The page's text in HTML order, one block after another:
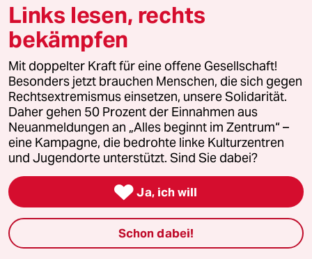
Qualifikation) zu schreien "nur weil ich anders
Es gibt tatsächlich Länder, in denen das
Anderssein per Gesetz eine Aufnahme
verhindert (Schwulsein, Nichtmoslem sein etc.);
aber eher nicht Frankreich.
@Vic,
ich würde mich freuen, wenn Sie ab und an
Schlechtigkeit Ihrer Mitmenschen zu beklagen.
Christophe THOMAS
Links lesen, rechts
bekämpfen
Mit doppelter Kraft für eine offene Gesellschaft!
Besonders jetzt brauchen Menschen, die sich gegen
Rechtsextremismus einsetzen, unsere Solidarität.
Daher gehen 50 Prozent der Einnahmen aus
Neuanmeldungen an „Alles beginnt im Zentrum“ –
eine Kampagne, die bedrohte linke Kulturzentren
und Jugendorte unterstützt. Sind Sie dabei?
 Ja, ich will
Schon dabei!